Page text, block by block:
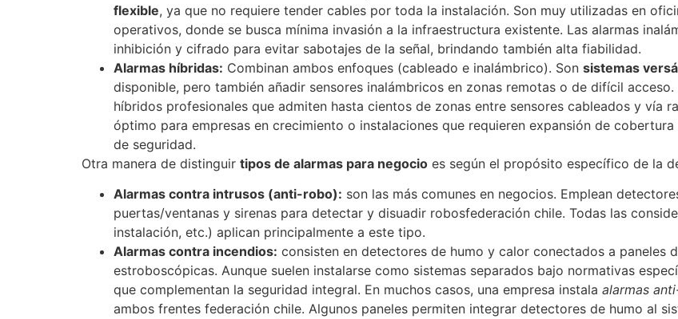
flexible, ya que no requiere tender cables por toda la instalación. Son muy utilizadas en
operativos, donde se busca mínima invasión a la infraestructura existente. Las alarmas
inhibición y cifrado para evitar sabotajes de la señal, brindando también alta fiabilidad.
Alarmas híbridas: Combinan ambos enfoques (cableado e inalámbrico). Son sistemas
disponible, pero también añadir sensores inalámbricos en zonas remotas o de difícil
híbridos profesionales que admiten hasta cientos de zonas entre sensores cableados y vía
óptimo para empresas en crecimiento o instalaciones que requieren expansión de
de seguridad.
Otra manera de distinguir tipos de alarmas para negocio es según el propósito específico de la
Alarmas contra intrusos (anti-robo): son las más comunes en negocios. Emplean
puertas/ventanas y sirenas para detectar y disuadir robos​federación chile. Todas las
instalación, etc.) aplican principalmente a este tipo.
Alarmas contra incendios: consisten en detectores de humo y calor conectados a paneles
estroboscópicas. Aunque suelen instalarse como sistemas separados bajo normativas
que complementan la seguridad integral. En muchos casos, una empresa instala alarmas
ambos frentes ​federación chile. Algunos paneles permiten integrar detectores de humo al